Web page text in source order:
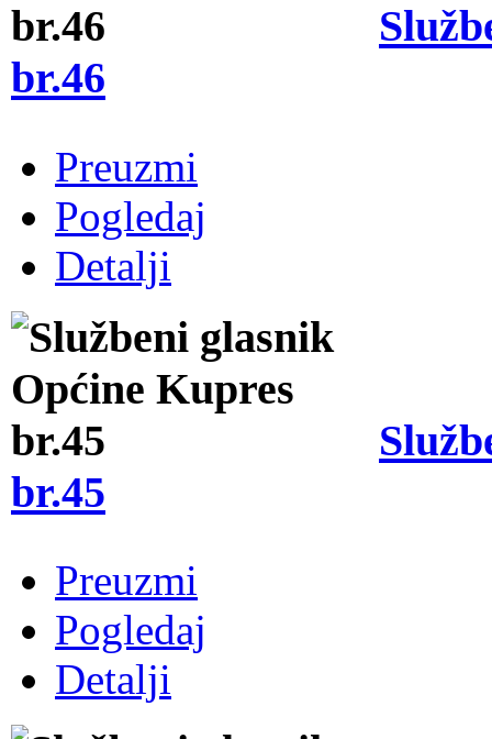
br.46
Preuzmi
Pogledaj
Detalji
br.45
Preuzmi
Pogledaj
Detalji